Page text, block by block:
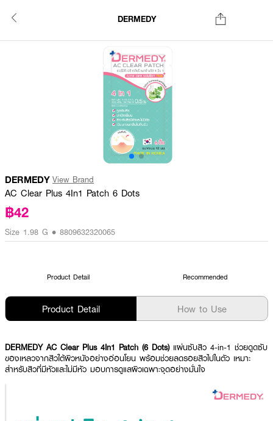
DERMEDY
DERMEDY View Brand
AC Clear Plus 4In1 Patch 6 Dots
฿42
Size 1.98 G • 8809632320065
Product Detail Recommended
Product Detail How to Use
DERMEDY AC Clear Plus 4In1 Patch (6 Dots) แผ่นซับสิว 4-in-1 ช่วยดูดซับ
ของเหลวจากสิวใต้ผิวหนังอย่างอ่อนโยน พร้อมช่วยลดรอยสิวไปในตัว เหมาะ
สำหรับสิวที่มีหัวและไม่มีหัว มอบการดูแลผิวเฉพาะจุดอย่างมั่นใจ